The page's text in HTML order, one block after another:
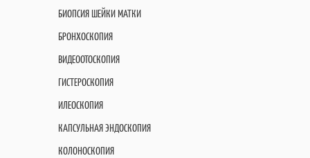
БИОПСИЯ ШЕЙКИ МАТКИ
БРОНХОСКОПИЯ
ВИДЕООТОСКОПИЯ
ГИСТЕРОСКОПИЯ
ИЛЕОСКОПИЯ
КАПСУЛЬНАЯ ЭНДОСКОПИЯ
КОЛОНОСКОПИЯ